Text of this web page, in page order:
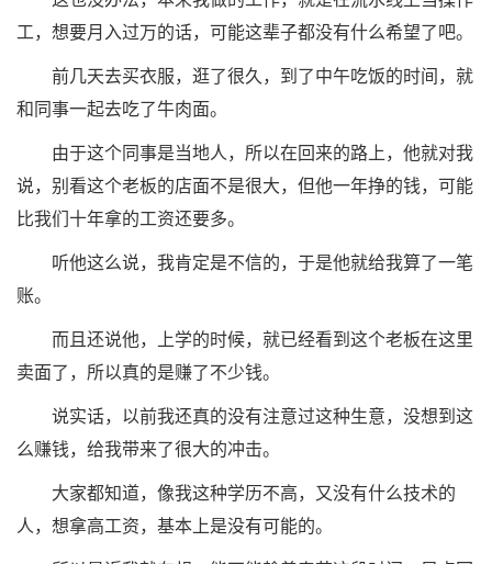
工，想要月入过万的话，可能这辈子都没有什么希望了吧。
前几天去买衣服，逛了很久，到了中午吃饭的时间，就
和同事一起去吃了牛肉面。
由于这个同事是当地人，所以在回来的路上，他就对我
说，别看这个老板的店面不是很大，但他一年挣的钱，可能
比我们十年拿的工资还要多。
听他这么说，我肯定是不信的，于是他就给我算了一笔
账。
而且还说他，上学的时候，就已经看到这个老板在这里
卖面了，所以真的是赚了不少钱。
说实话，以前我还真的没有注意过这种生意，没想到这
么赚钱，给我带来了很大的冲击。
大家都知道，像我这种学历不高，又没有什么技术的
人，想拿高工资，基本上是没有可能的。